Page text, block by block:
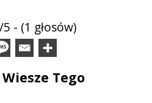
- (1 głosów)
Tego